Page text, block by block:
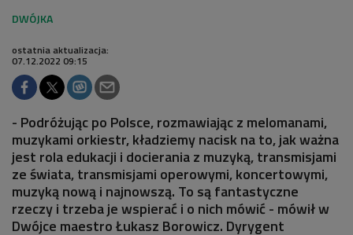
ostatnia aktualizacja:
07.12.2022 09:15
- Podróżując po Polsce, rozmawiając z melomanami,
muzykami orkiestr, kładziemy nacisk na to, jak ważna
jest rola edukacji i docierania z muzyką, transmisjami
ze świata, transmisjami operowymi, koncertowymi,
muzyką nową i najnowszą. To są fantastyczne
rzeczy i trzeba je wspierać i o nich mówić - mówił w
Dwójce maestro Łukasz Borowicz. Dyrygent